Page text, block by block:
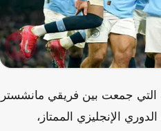
التي جمعت بين فريقي مانشستر
الإنجليزي الممتاز،